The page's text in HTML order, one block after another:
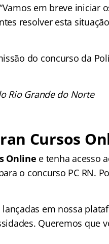
em breve iniciar
resolver esta
do concurso da
Rio Grande do Norte
Cursos
Online e tenha acesso
o concurso PC RN.
em nossa
Queremos que